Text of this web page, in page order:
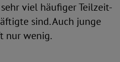
viel häu­fi­ger Teilzeit-
sind. Auch junge
nur wenig.